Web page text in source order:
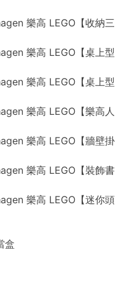
樂高 LEGO【收納三
樂高 LEGO【桌上型
樂高 LEGO【桌上型
樂高 LEGO【樂高人
樂高 LEGO【牆壁掛
樂高 LEGO【裝飾書
樂高 LEGO【迷你頭
盒